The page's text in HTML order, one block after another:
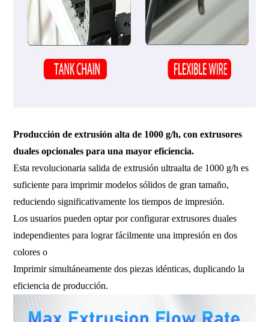
Producción de extrusión alta de 1000 g/h, con extrusores
duales opcionales para una mayor eficiencia.
Esta revolucionaria salida de extrusión ultraalta de 1000 g/h es
suficiente para imprimir modelos sólidos de gran tamaño,
reduciendo significativamente los tiempos de impresión.
Los usuarios pueden optar por configurar extrusores duales
independientes para lograr fácilmente una impresión en dos
colores o
Imprimir simultáneamente dos piezas idénticas, duplicando la
eficiencia de producción.